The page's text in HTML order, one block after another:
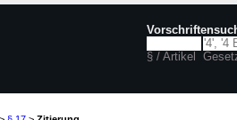
§ / Artikel